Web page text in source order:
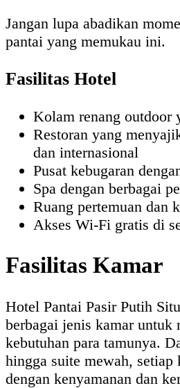
Jangan lupa abadikan
pantai yang memukau ini.
Fasilitas Hotel
Kolam renang outdoor
Restoran yang
dan internasional
Pusat kebugaran
Spa dengan berbagai
Ruang pertemuan dan
Akses Wi-Fi gratis di
Fasilitas Kamar
Hotel Pantai Pasir Putih
berbagai jenis kamar untuk
kebutuhan para tamunya.
hingga suite mewah, setiap
dengan kenyamanan dan